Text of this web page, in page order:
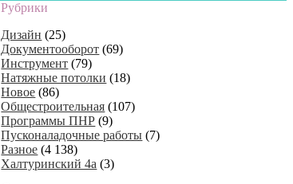
Рубрики
Дизайн (25)
Документооборот (69)
Инструмент (79)
Натяжные потолки (18)
Новое (86)
Общестроительная (107)
Программы ПНР (9)
Пусконаладочные работы (7)
Разное (4 138)
Халтуринский 4а (3)